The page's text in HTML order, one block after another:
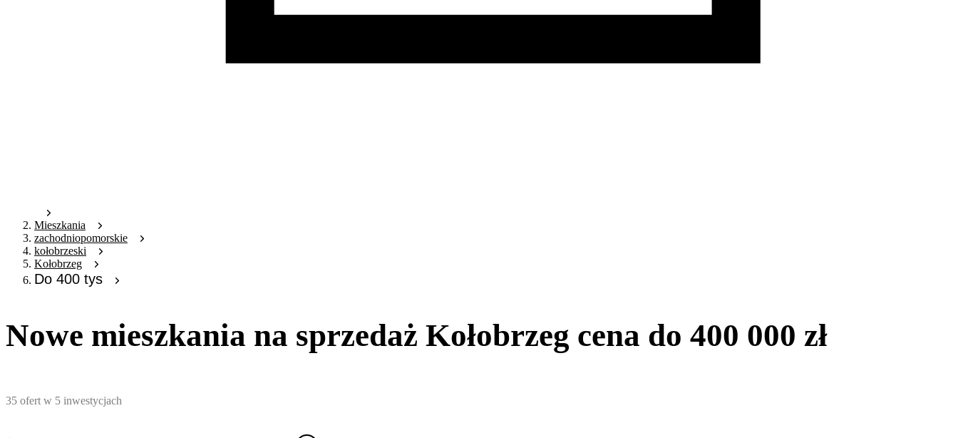
Mieszkania
zachodniopomorskie
kołobrzeski
Kołobrzeg
Do 400 tys
Nowe mieszkania na sprzedaż Kołobrzeg cena do 400 000 zł
35 ofert w 5 inwestycjach